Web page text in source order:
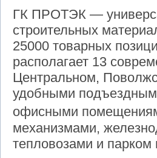
ГК ПРОТЭК —
строительных
25000 товарных
располагает 13
Центральном,
удобными
офисными
механизмами,
тепловозами и парком